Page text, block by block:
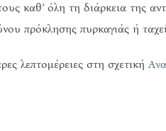
καθ’ όλη τη διάρκεια της
πρόκλησης πυρκαγιάς ή
λεπτομέρειες στη σχετική